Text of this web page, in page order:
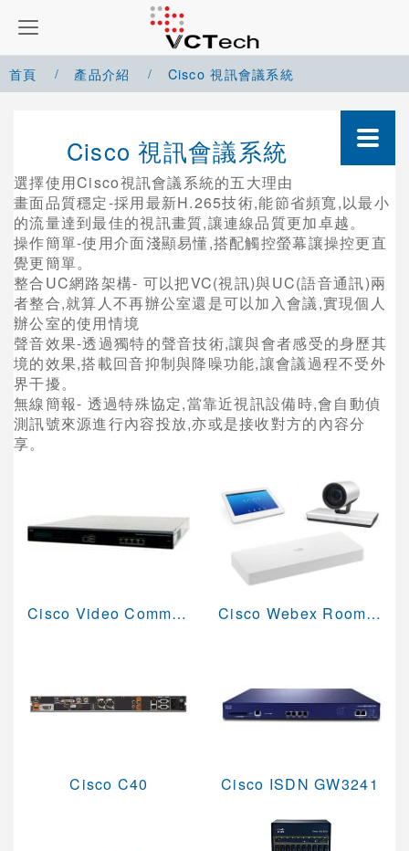
首頁 產品介紹 Cisco 視訊會議系統
Microsoft Teams 解決方案
Zoom 解決方案
Cisco Webex 解決方案
Yealink 視訊會議系統
整合型系統(Codec)
網路架構系統
視訊會議軟體
會議室型視訊
桌上型視訊
視訊多點控制器
視訊系統管理
週邊設備與配件
POLYCOM 視訊會議系統
視訊研討會與活動規劃
Cisco 視訊會議系統
選擇使用Cisco視訊會議系統的五大理由
畫面品質穩定-採用最新H.265技術,能節省頻寬,以最小
的流量達到最佳的視訊畫質,讓連線品質更加卓越。
操作簡單-使用介面淺顯易懂,搭配觸控螢幕讓操控更直
覺更簡單。
整合UC網路架構- 可以把VC(視訊)與UC(語音通訊)兩
者整合,就算人不再辦公室還是可以加入會議,實現個人
辦公室的使用情境
聲音效果-透過獨特的聲音技術,讓與會者感受的身歷其
境的效果,搭載回音抑制與降噪功能,讓會議過程不受外
界干擾。
無線簡報- 透過特殊協定,當靠近視訊設備時,會自動偵
測訊號來源進行內容投放,亦或是接收對方的內容分
享。
Cisco Video Communication Server (VCS) Cisco Webex Room Kit Plus Precision 60
Cisco C40 Cisco ISDN GW3241